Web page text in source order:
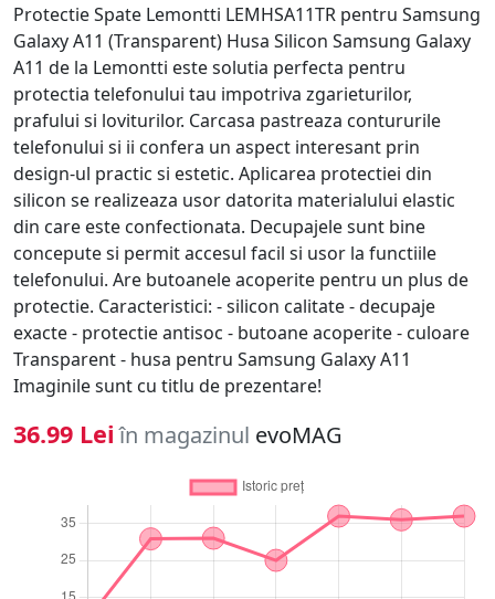
Protectie Spate Lemontti LEMHSA11TR pentru Samsung
Galaxy A11 (Transparent) Husa Silicon Samsung Galaxy
A11 de la Lemontti este solutia perfecta pentru
protectia telefonului tau impotriva zgarieturilor,
prafului si loviturilor. Carcasa pastreaza contururile
telefonului si ii confera un aspect interesant prin
design-ul practic si estetic. Aplicarea protectiei din
silicon se realizeaza usor datorita materialului elastic
din care este confectionata. Decupajele sunt bine
concepute si permit accesul facil si usor la functiile
telefonului. Are butoanele acoperite pentru un plus de
protectie. Caracteristici: - silicon calitate - decupaje
exacte - protectie antisoc - butoane acoperite - culoare
Transparent - husa pentru Samsung Galaxy A11
Imaginile sunt cu titlu de prezentare!
36.99 Lei în magazinul evoMAG